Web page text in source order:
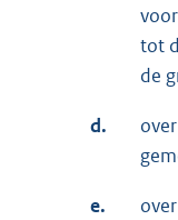
tot
de
d.
e.